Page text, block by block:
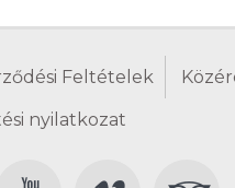
Feltételek
nyilatkozat